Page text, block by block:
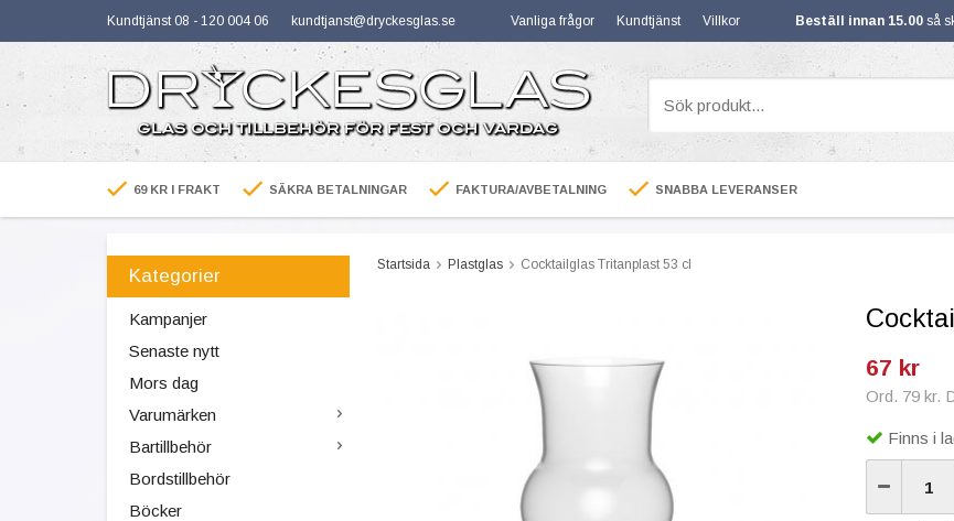
Kundtjänst 08 - 120 004 06 kundtjanst@dryckesglas.se Vanliga frågor Kundtjänst Villkor Beställ innan 15.00 så
69 KR I FRAKT SÄKRA BETALNINGAR FAKTURA/AVBETALNING SNABBA LEVERANSER
Kategorier
Kampanjer
Senaste nytt
Mors dag
Varumärken
Bartillbehör
Bordstillbehör
Böcker
Startsida Plastglas Cocktailglas Tritanplast 53 cl
67 kr
Ord. 79 kr.
Finns i